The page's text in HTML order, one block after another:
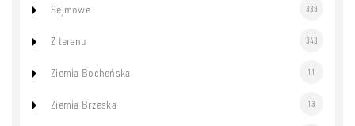
Sejmowe 338
Z terenu 343
Ziemia Bocheńska 11
Ziemia Brzeska 13